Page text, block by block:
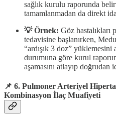
sağlık kurulu raporunda
tamamlanmadan da direkt
💡 Örnek: Göz hastalıkları
tedavisine başlanırken,
“ardışık 3 doz”
durumuna göre kurul
aşamasını atlayıp
📌 6. Pulmoner Arteriyel
Kombinasyon İlaç Muafiyeti